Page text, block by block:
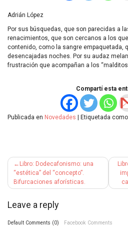
Adrián López
Por sus búsquedas, que son parecidas a
renacimientos, que son cercanos a los
contenido, como la sangre empaquetada,
desencajadas noches. Por su audaz
frustración que acompañan a los
Compartí esta
Publicada en Novedades | Etiquetada como
Navegación
de
entradas
Libro: Dodecafonismo: una
“estética” del “concepto”.
Bifurcaciones aforísticas.
Leave a reply
Default Comments (0) Facebook Comments